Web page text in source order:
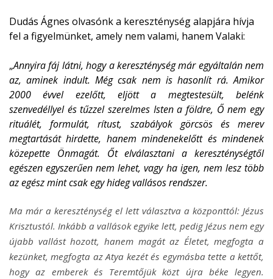
Dudás Ágnes olvasónk a kereszténység alapjára hívja
fel a figyelmünket, amely nem valami, hanem Valaki:
„Annyira fáj látni, hogy a kereszténység már egyáltalán nem
az, aminek indult. Még csak nem is hasonlít rá. Amikor
2000 évvel ezelőtt, eljött a megtestesült, belénk
szenvedéllyel és tűzzel szerelmes Isten a földre, Ő nem egy
rituálét, formulát, rítust, szabályok görcsös és merev
megtartását hirdette, hanem mindenekelőtt és mindenek
közepette Önmagát. Őt elválasztani a kereszténységtől
egészen egyszerűen nem lehet, vagy ha igen, nem lesz több
az egész mint csak egy hideg vallásos rendszer.
Ma már a kereszténység el lett választva a központtól: Jézus
Krisztustól. Inkább a vallások egyike lett, pedig Jézus nem egy
újabb vallást hozott, hanem magát az Életet, megfogta a
kezünket, megfogta az Atya kezét és egymásba tette a kettőt,
hogy az emberek és Teremtőjük közt újra béke legyen.